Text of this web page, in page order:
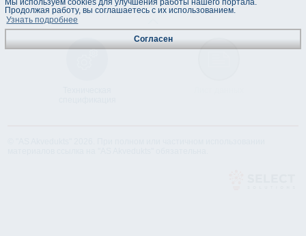
Продолжая работу, вы соглашаетесь с их использованием.
Узнать подробнее
Согласен